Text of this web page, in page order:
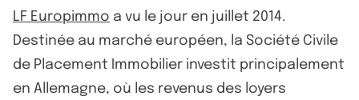
LF Europimmo a vu le jour en juillet 2014.
Destinée au marché européen, la Société Civile
de Placement Immobilier investit principalement
en Allemagne, où les revenus des loyers